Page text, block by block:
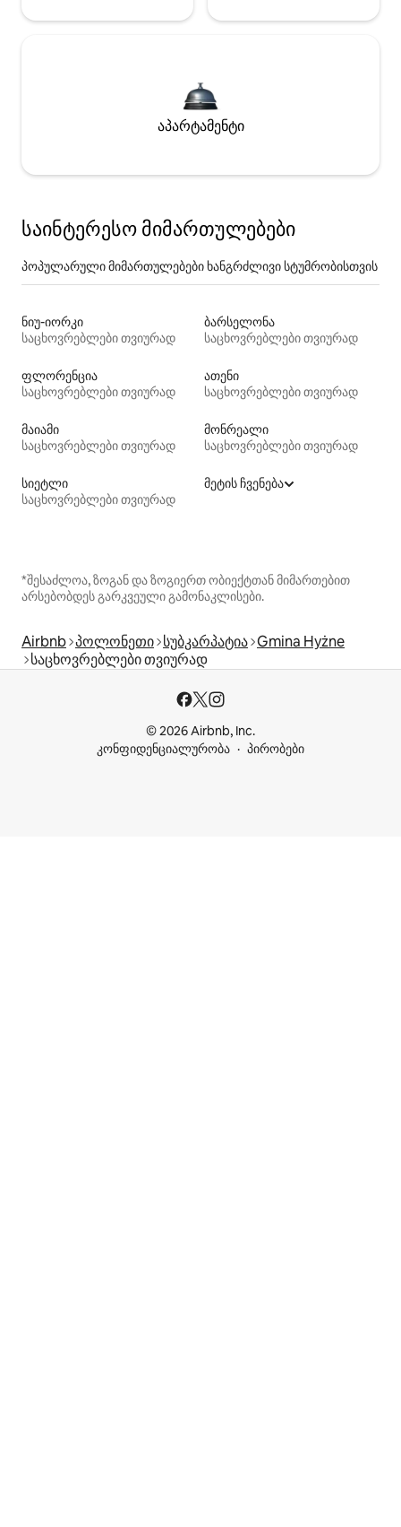
აპარტამენტი
საინტერესო მიმართულებები
პოპულარული მიმართულებები ხანგრძლივი სტუმრობისთვის
ნიუ-იორკი
საცხოვრებლები თვიურად
ბარსელონა
საცხოვრებლები თვიურად
ფლორენცია
საცხოვრებლები თვიურად
ათენი
საცხოვრებლები თვიურად
მაიამი
საცხოვრებლები თვიურად
მონრეალი
საცხოვრებლები თვიურად
სიეტლი
საცხოვრებლები თვიურად
მეტის ჩვენება
*შესაძლოა, ზოგან და ზოგიერთ ობიექტთან მიმართებით
არსებობდეს გარკვეული გამონაკლისები.
Airbnb პოლონეთი სუბკარპატია Gmina Hyżne
საცხოვრებლები თვიურად
© 2026 Airbnb, Inc.
კონფიდენციალურობა
პირობები